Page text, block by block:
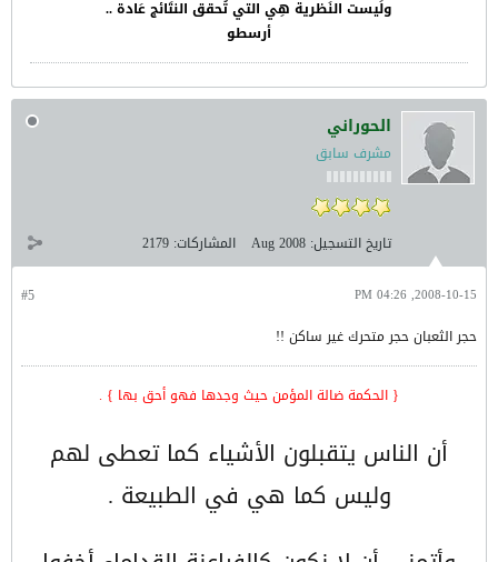
ولَيست النَظرية هِي التي تُحقق النتَائج عَادة ..
أرسطو
الحوراني
مشرف سابق
تاريخ التسجيل: Aug 2008 المشاركات: 2179
#5 2008-10-15, 04:26 PM
حجر الثعبان حجر متحرك غير ساكن !!
{ الحكمة ضالة المؤمن حيث وجدها فهو أحق بها } .
أن الناس يتقبلون الأشياء كما تعطى لهم
وليس كما هي في الطبيعة .